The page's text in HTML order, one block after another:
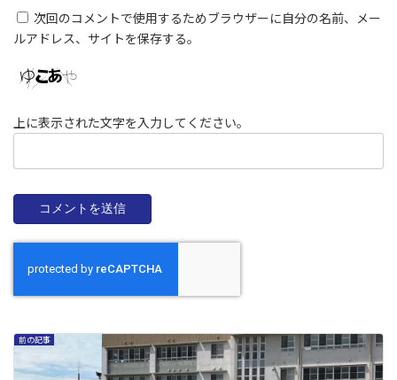
次回のコメントで使用するためブラウザーに自分の名前、メー
ルアドレス、サイトを保存する。
上に表示された文字を入力してください。
前の記事